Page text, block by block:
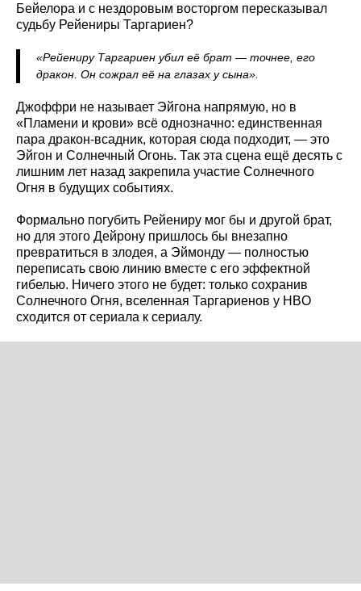
Бейелора и с нездоровым восторгом пересказывал
судьбу Рейениры Таргариен?
«Рейениру Таргариен убил её брат — точнее, его
дракон. Он сожрал её на глазах у сына».
Джоффри не называет Эйгона напрямую, но в
«Пламени и крови» всё однозначно: единственная
пара дракон-всадник, которая сюда подходит, — это
Эйгон и Солнечный Огонь. Так эта сцена ещё десять с
лишним лет назад закрепила участие Солнечного
Огня в будущих событиях.
Формально погубить Рейениру мог бы и другой брат,
но для этого Дейрону пришлось бы внезапно
превратиться в злодея, а Эймонду — полностью
переписать свою линию вместе с его эффектной
гибелью. Ничего этого не будет: только сохранив
Солнечного Огня, вселенная Таргариенов у HBO
сходится от сериала к сериалу.